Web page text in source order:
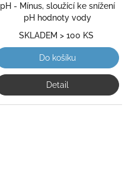
5
hvězdiček.
pH - Mínus, sloužící ke snížení
pH hodnoty vody
SKLADEM > 100 KS
Do košíku
Detail